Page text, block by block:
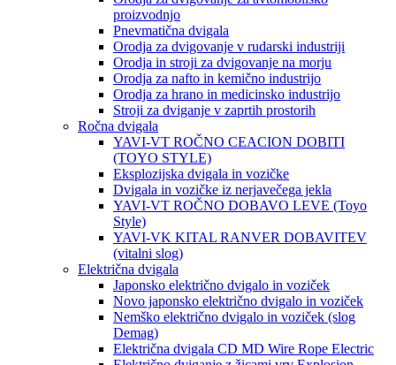
proizvodnjo
Pnevmatična dvigala
Orodja za dvigovanje v rudarski industriji
Orodja in stroji za dvigovanje na morju
Orodja za nafto in kemično industrijo
Orodja za hrano in medicinsko industrijo
Stroji za dviganje v zaprtih prostorih
Ročna dvigala
YAVI-VT ROČNO CEACION DOBITI
(TOYO STYLE)
Eksplozijska dvigala in vozičke
Dvigala in vozičke iz nerjavečega jekla
YAVI-VT ROČNO DOBAVO LEVE (Toyo
Style)
YAVI-VK KITAL RANVER DOBAVITEV
(vitalni slog)
Električna dvigala
Japonsko električno dvigalo in voziček
Novo japonsko električno dvigalo in voziček
Nemško električno dvigalo in voziček (slog
Demag)
Električna dvigala CD MD Wire Rope Electric